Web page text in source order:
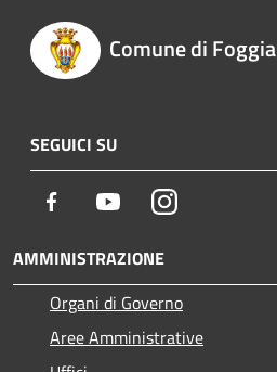
Comune di Foggia
SEGUICI SU
Facebook YoutubeInstagram
AMMINISTRAZIONE
Organi di Governo
Aree Amministrative